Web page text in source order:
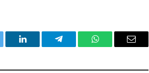
LinkedIn Telegram WhatsAppEmail